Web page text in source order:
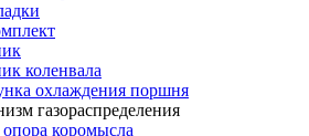
коленвала
охлаждения поршня
газораспределения
коромысла